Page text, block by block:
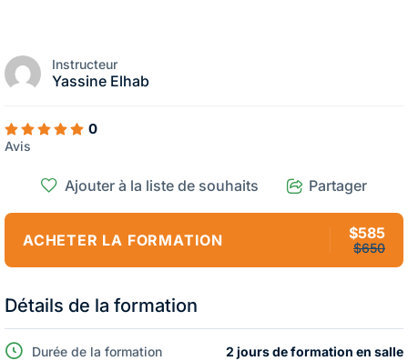
Instructeur
Yassine Elhab
0
Avis
Ajouter à la liste de souhaits Partager
ACHETER LA FORMATION $585
$650
Détails de la formation
Durée de la formation 2 jours de formation en salle